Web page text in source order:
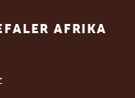
AFRIKA